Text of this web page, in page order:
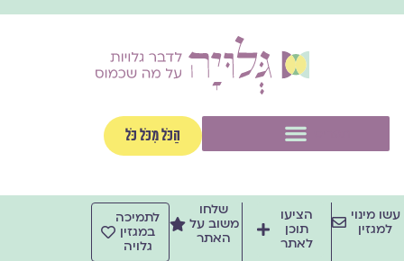
לתוכן
הַכֹּל מִכֹּל כֹּל
עשו מינוי
למגזין
הציעו
תוכן
לאתר
שלחו
משוב על
האתר
לתמיכה
במגזין
גלויה